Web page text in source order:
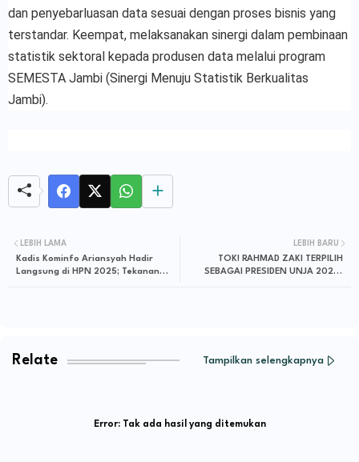
dan penyebarluasan data sesuai dengan proses bisnis yang
terstandar. Keempat, melaksanakan sinergi dalam pembinaan
statistik sektoral kepada produsen data melalui program
SEMESTA Jambi (Sinergi Menuju Statistik Berkualitas
Jambi).
LEBIH BARU
TOK! RAHMAD ZAKI TERPILIH
SEBAGAI PRESIDEN UNJA 2025-
LEBIH LAMA
Kadis Kominfo Ariansyah Hadir
Langsung di HPN 2025; Tekanan
Relate Tampilkan selengkapnya
Error:Tak ada hasil yang ditemukan